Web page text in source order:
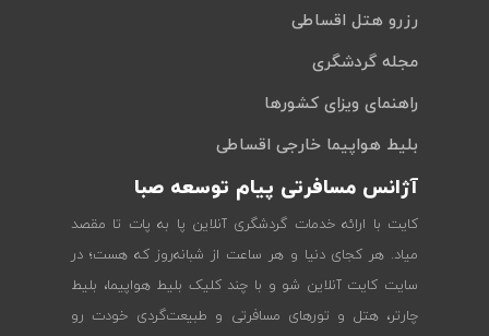
رزرو هتل اقساطی
مجله گردشگری
راهنمای ویزای کشورها
بلیط هواپیما خارجی اقساطی
آژانس مسافرتی پیام توسعه صبا
کایت با ارائه خدمات گردشگری آنلاین پا به پات تا مقصد
میاد. هر کجای دنیا و هر ساعت از شبانه‌روز که هست؛ در
سایت کایت آنلاین شو و با چند کلیک بلیط هواپیما، بلیط
چارتر، هتل و تورهای مسافرتی و طبیعت‌گردی خودت رو